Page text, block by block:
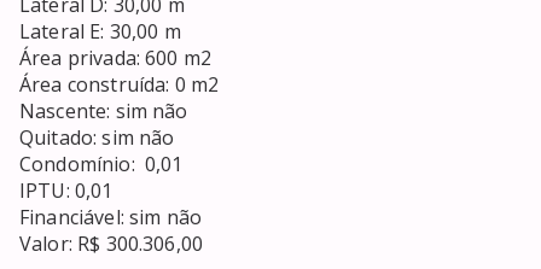
Lateral E: 30,00 m
Área privada: 600 m2
Área construída: 0 m2
Nascente: sim não
Quitado: sim não
Condomínio:  0,01
IPTU: 0,01
Financiável: sim não
Valor: R$ 300.306,00